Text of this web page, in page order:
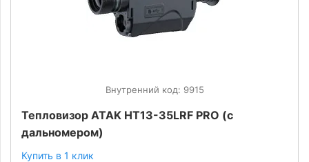
Внутренний код: 9915
Тепловизор ATAK HT13-35LRF PRO (с
дальномером)
Купить в 1 клик